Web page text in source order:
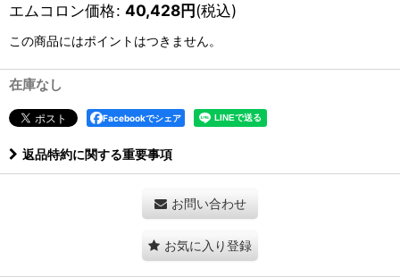
エムコロン価格: 40,428円(税込)
この商品にはポイントはつきません。
在庫なし
Facebookでシェア
返品特約に関する重要事項
お問い合わせ
お気に入り登録